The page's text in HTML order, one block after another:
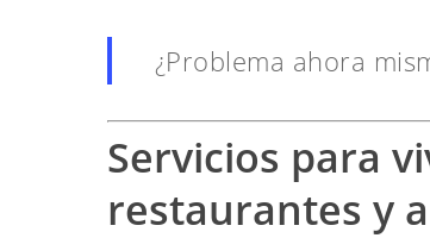
¿Problema ahora
Servicios para
restaurantes y